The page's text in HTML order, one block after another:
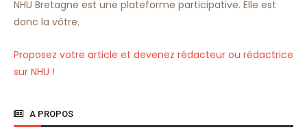
NHU Bretagne est une plateforme participative. Elle est
donc la vôtre.
Proposez votre article et devenez rédacteur ou rédactrice
sur NHU !
A PROPOS